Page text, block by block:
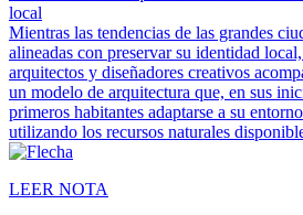
local
Mientras las tendencias de las grandes
alineadas con preservar su identidad
arquitectos y diseñadores creativos
un modelo de arquitectura que, en sus
primeros habitantes adaptarse a su
utilizando los recursos naturales
LEER NOTA